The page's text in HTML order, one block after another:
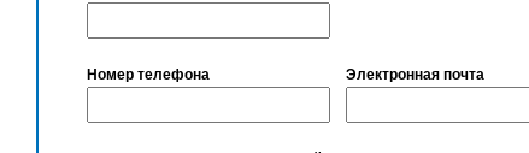
Номер телефона Электронная почта